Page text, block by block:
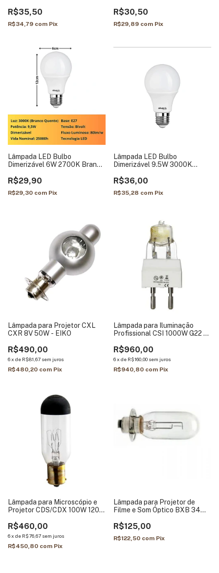
R$35,50
R$34,79 com Pix
R$30,50
R$29,89 com Pix
Lâmpada LED Bulbo
Dimerizável 6W 2700K Branco
R$29,90
R$29,30 com Pix
Lâmpada LED Bulbo
Dimerizável 9.5W 3000K
R$36,00
R$35,28 com Pix
Lâmpada para Projetor CXL
CXR 8V 50W - EIKO
R$490,00
6x de R$81,67 sem juros
R$480,20 com Pix
Lâmpada para Iluminação
Profissional CSI 1000W G22 -
R$960,00
6x de R$160,00 sem juros
R$940,80 com Pix
Lâmpada para Microscópio e
Projetor CDS/CDX 100W 120V
R$460,00
6x de R$76,67 sem juros
R$450,80 com Pix
Lâmpada para Projetor de
Filme e Som Óptico BXB 34W -
R$125,00
R$122,50 com Pix